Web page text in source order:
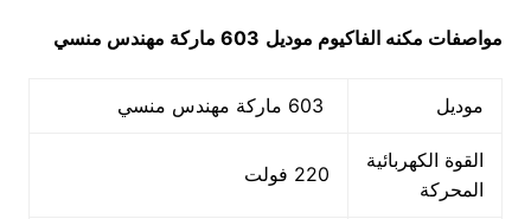
مواصفات مكنه الفاكيوم موديل 603 ماركة مهندس منسي
موديل
القوة الكهربائية
المحركة
220 فولت